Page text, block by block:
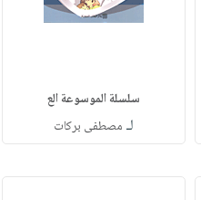
سلسلة الموسوعة الع
لـ مصطفى بركات